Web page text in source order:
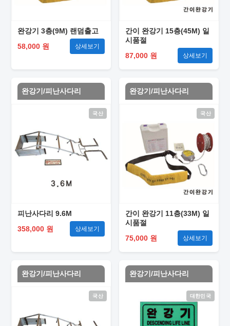
완강기 3층(9M) 랜덤출고
58,000 원
상세보기
간이 완강기 15층(45M) 일
시품절
87,000 원
상세보기
완강기/피난사다리
국산
피난사다리 9.6M
358,000 원
상세보기
완강기/피난사다리
국산
간이 완강기 11층(33M) 일
시품절
75,000 원
상세보기
완강기/피난사다리
국산
완강기/피난사다리
대한민국